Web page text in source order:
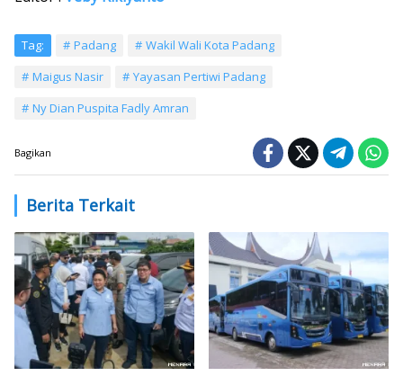
Tag: Padang
Wakil Wali Kota Padang
Maigus Nasir
Yayasan Pertiwi Padang
Ny Dian Puspita Fadly Amran
Bagikan
Berita Terkait